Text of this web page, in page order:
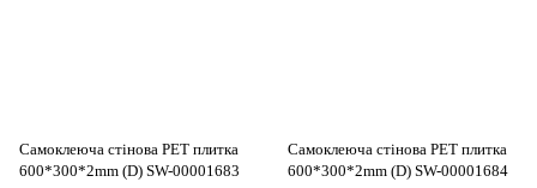
Самоклеюча стінова PET плитка
600*300*2mm (D) SW-00001683
Самоклеюча стінова PET плитка
600*300*2mm (D) SW-00001684